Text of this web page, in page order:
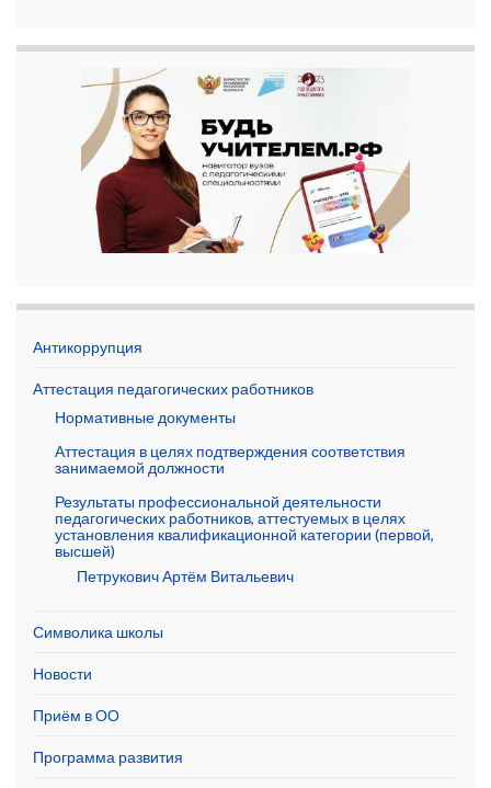
Антикоррупция
Аттестация педагогических работников
Нормативные документы
Аттестация в целях подтверждения соответствия
занимаемой должности
Результаты профессиональной деятельности
педагогических работников, аттестуемых в целях
установления квалификационной категории (первой,
высшей)
Петрукович Артём Витальевич
Символика школы
Новости
Приём в ОО
Программа развития